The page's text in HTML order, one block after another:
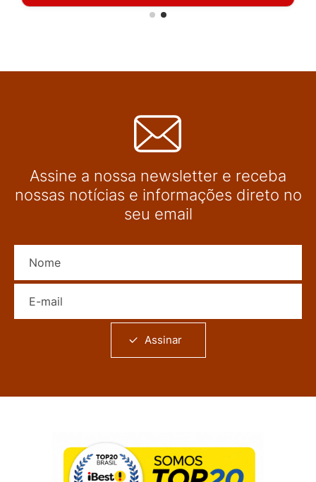
Assine a nossa newsletter e receba
nossas notícias e informações direto no
seu email
Assinar